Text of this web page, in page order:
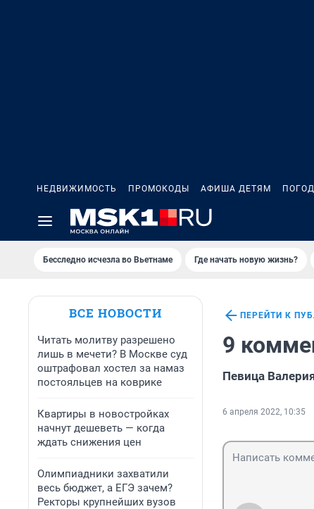
НЕДВИЖИМОСТЬ ПРОМОКОДЫ АФИША ДЕТЯМ
Бесследно исчезла во Вьетнаме Где начать новую жизнь?
ВСЕ НОВОСТИ
Читать молитву разрешено
лишь в мечети? В Москве суд
оштрафовал хостел за намаз
постояльцев на коврике
Квартиры в новостройках
начнут дешеветь — когда
ждать снижения цен
Олимпиадники захватили
весь бюджет, а ЕГЭ зачем?
Ректоры крупнейших вузов
ПЕРЕЙТИ К
9
Певица
6 апреля 2022, 10:35